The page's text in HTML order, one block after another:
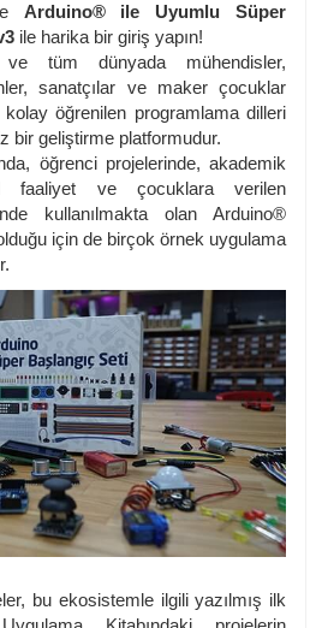
Arduino® ile Uyumlu Süper
ile harika bir giriş yapın!
ve tüm dünyada mühendisler,
sanatçılar ve maker çocuklar
kolay öğrenilen programlama dilleri
bir geliştirme platformudur.
öğrenci projelerinde, akademik
faaliyet ve çocuklara verilen
kullanılmakta olan Arduino®
için de birçok örnek uygulama
bu ekosistemle ilgili yazılmış ilk